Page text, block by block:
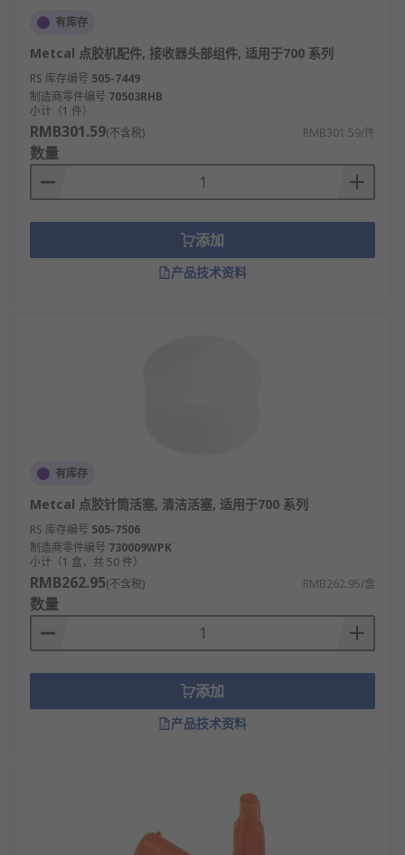
有库存
Metcal 点胶机配件, 接收器头部组件, 适用于700 系列
RS 库存编号 505-7449
制造商零件编号 70503RHB
小计（1 件）
RMB301.59(不含税) RMB301.59/件
数量
添加
产品技术资料
有库存
Metcal 点胶针筒活塞, 清洁活塞, 适用于700 系列
RS 库存编号 505-7506
制造商零件编号 730009WPK
小计（1 盒，共 50 件）
RMB262.95(不含税) RMB262.95/盒
数量
添加
产品技术资料